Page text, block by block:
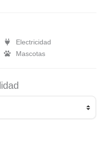
Electricidad
Mascotas